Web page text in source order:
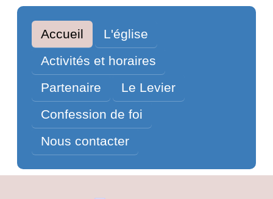
Accueil
L'église
Activités et horaires
Partenaire
Le Levier
Confession de foi
Nous contacter